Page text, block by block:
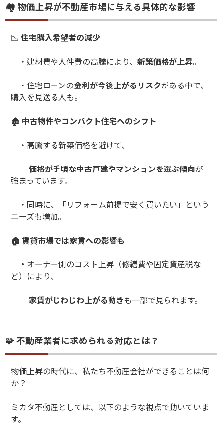
🏘 物価上昇が不動産市場に与える具体的な影響
📉 住宅購入希望者の減少
・建材費や人件費の高騰により、新築価格が上昇。
・住宅ローンの金利が今後上がるリスクがある中で、
購入を見送る人も。
🏚 中古物件やコンパクト住宅へのシフト
・高騰する新築価格を避けて、
価格が手頃な中古戸建やマンションを選ぶ傾向が
強まっています。
・同時に、「リフォーム前提で安く買いたい」という
ニーズも増加。
🏠 賃貸市場では家賃への影響も
・ オーナー側のコスト上昇（修繕費や固定資産税な
ど）により、
家賃がじわじわ上がる動きも一部で見られます。
🧩 不動産業者に求められる対応とは？
物価上昇の時代に、私たち不動産会社ができることは何
か？
ミカタ不動産としては、以下のような視点で動いていま
す。